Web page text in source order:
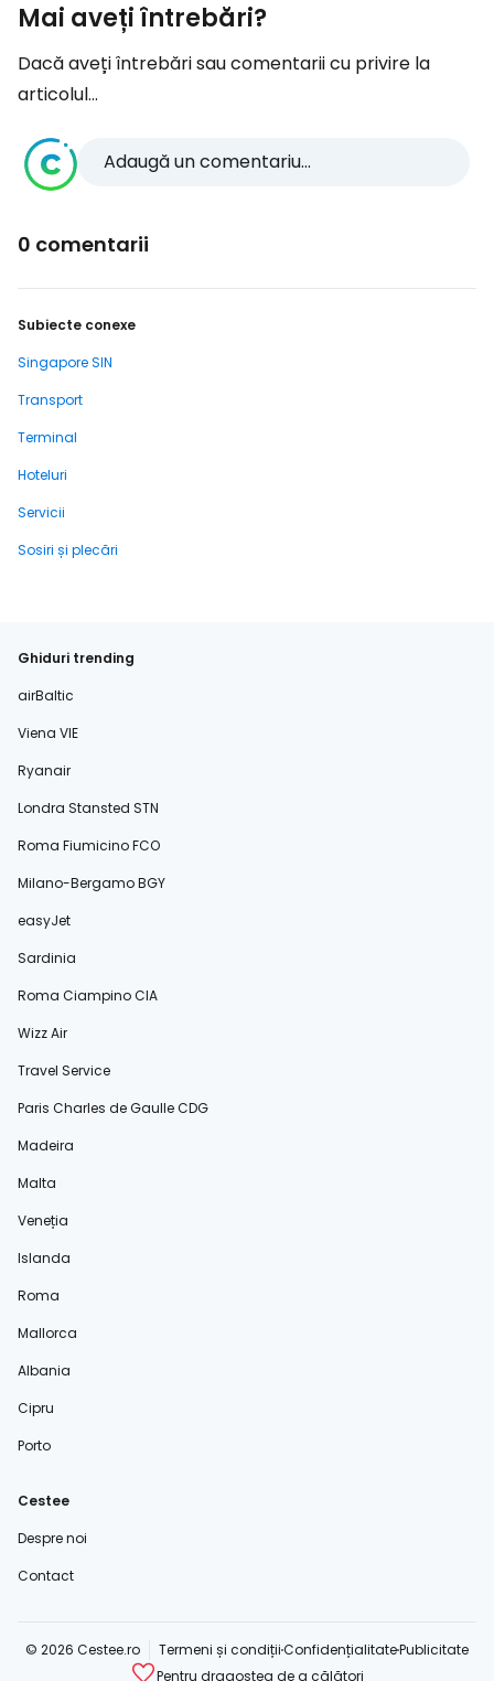
Mai aveți întrebări?
Dacă aveți întrebări sau comentarii cu privire la
articolul...
Adaugă un comentariu...
0 comentarii
Subiecte conexe
Singapore SIN
Transport
Terminal
Hoteluri
Servicii
Sosiri și plecări
Ghiduri trending
airBaltic
Viena VIE
Ryanair
Londra Stansted STN
Roma Fiumicino FCO
Milano-Bergamo BGY
easyJet
Sardinia
Roma Ciampino CIA
Wizz Air
Travel Service
Paris Charles de Gaulle CDG
Madeira
Malta
Veneția
Islanda
Roma
Mallorca
Albania
Cipru
Porto
Cestee
Despre noi
Contact
© 2026 Cestee.ro Termeni și condițiiConfidențialitatePublicitate
Pentru dragostea de a călători